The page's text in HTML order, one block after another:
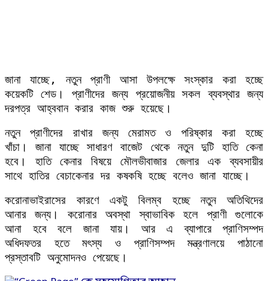
জানা যাচ্ছে, নতুন প্রাণী আসা উপলক্ষে সংস্কার করা হচ্ছে
কয়েকটি শেড। প্রাণীদের জন্য প্রয়োজনীয় সকল ব্যবস্থার জন্য
দরপত্র আহ্ববান করার কাজ শুরু হয়েছে।
নতুন প্রাণীদের রাখার জন্য মেরামত ও পরিষ্কার করা হচ্ছে
খাঁচা। জানা যাচ্ছে সাধারণ বাজেট থেকে নতুন দুটি হাতি কেনা
হবে। হাতি কেনার বিষয়ে মৌলভীবাজার জেলার এক ব্যবসায়ীর
সাথে হাতির বেচাকেনার দর কষকষি হচ্ছে বলেও জানা যাচ্ছে।
করোনাভাইরাসের কারণে একটু বিলম্ব হচ্ছে নতুন অতিথিদের
আনার জন্য। করোনার অবস্থা স্বাভাবিক হলে প্রাণী গুলোকে
আনা হবে বলে জানা যায়। আর এ ব্যাপারে প্রাণিসম্পদ
অধিদফতর হতে মৎস্য ও প্রাণিসম্পদ মন্ত্রণালয়ে পাঠানো
প্রস্তাবটি অনুমোদনও পেয়েছে।